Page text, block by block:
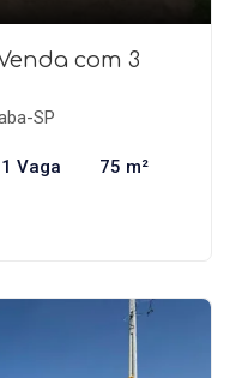
com 3
SP
1 Vaga 75 m²